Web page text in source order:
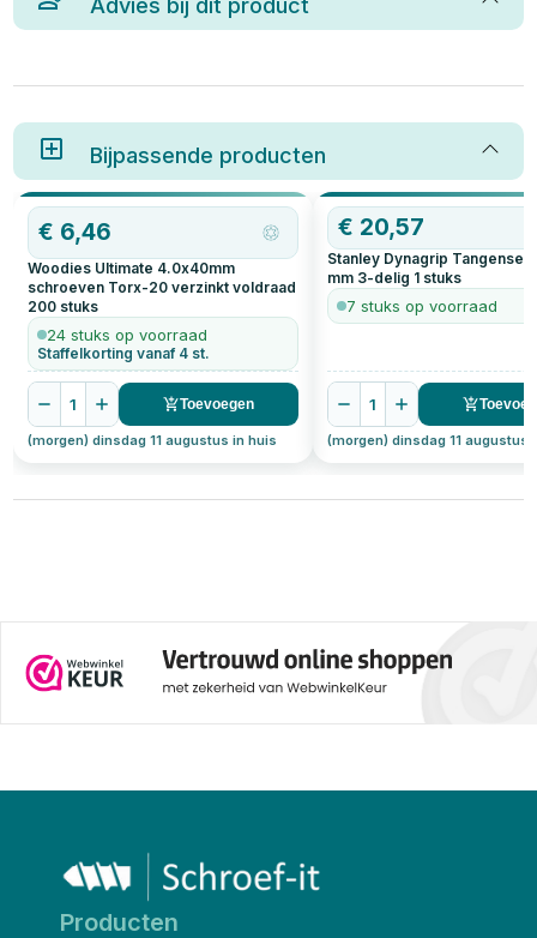
Advies bij dit product
Bijpassende producten
€ 6,46
Woodies Ultimate 4.0x40mm
schroeven Torx-20 verzinkt voldraad
200 stuks
24 stuks op voorraad
Staffelkorting vanaf 4 st.
1 Toevoegen
(morgen) dinsdag 11 augustus in huis
OP=OP
€ 20,57
Stanley Dynagrip Tangenset
mm 3-delig 1 stuks
7 stuks op voorraad
1
(morgen) dinsdag 11 augustus
Producten